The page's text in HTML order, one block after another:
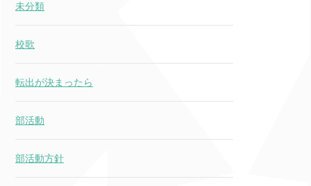
未分類
校歌
転出が決まったら
部活動
部活動方針